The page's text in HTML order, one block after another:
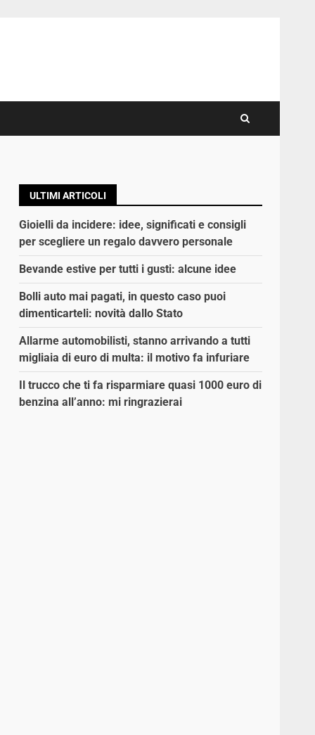
ULTIMI ARTICOLI
Gioielli da incidere: idee, significati e consigli
per scegliere un regalo davvero personale
Bevande estive per tutti i gusti: alcune idee
Bolli auto mai pagati, in questo caso puoi
dimenticarteli: novità dallo Stato
Allarme automobilisti, stanno arrivando a tutti
migliaia di euro di multa: il motivo fa infuriare
Il trucco che ti fa risparmiare quasi 1000 euro di
benzina all’anno: mi ringrazierai